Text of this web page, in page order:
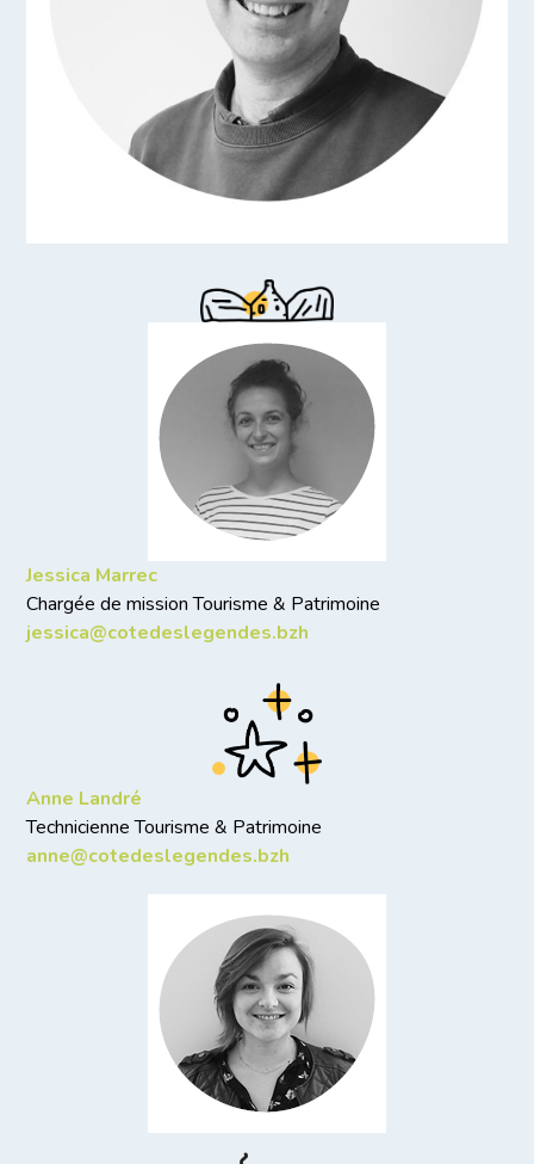
Jessica Marrec
Chargée de mission Tourisme & Patrimoine
jessica@cotedeslegendes.bzh
Anne Landré
Technicienne Tourisme & Patrimoine
anne@cotedeslegendes.bzh